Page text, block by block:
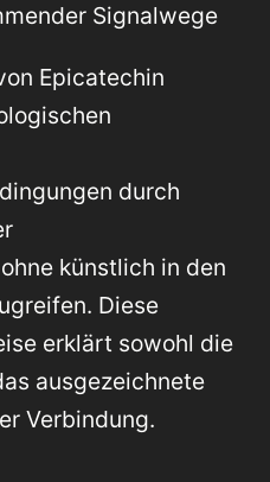
Signalwege
Epicatechin
durch
künstlich in den
Diese
erklärt sowohl die
ausgezeichnete
Verbindung.